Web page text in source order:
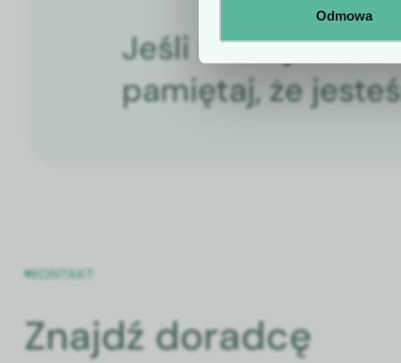
Odmowa
Jeśli masz
pamiętaj, że
KONTAKT
Znajdź doradcę